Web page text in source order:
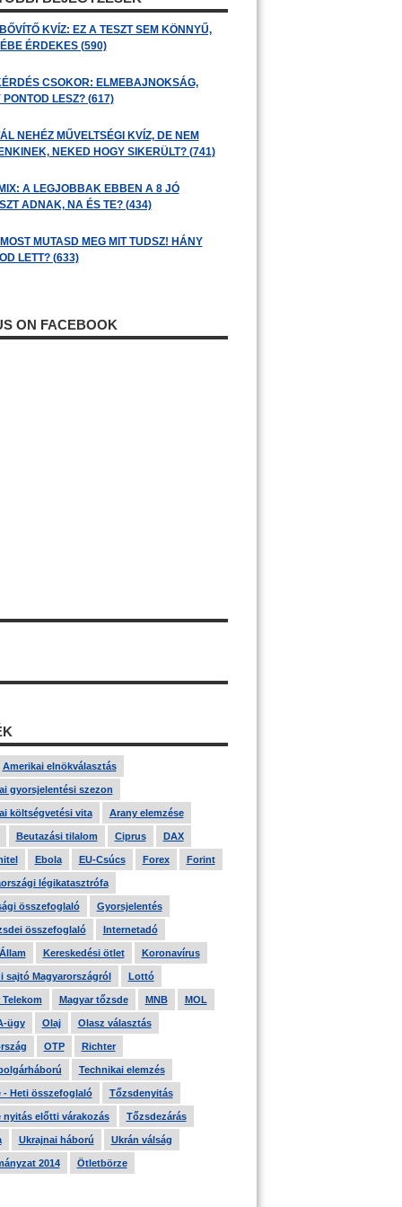
KVÍZ: EZ A TESZT SEM KÖNNYŰ,
ÉRDEKES (590)
CSOKOR: ELMEBAJNOKSÁG,
PONTOD LESZ? (617)
NEHÉZ MŰVELTSÉGI KVÍZ, DE NEM
NEKED HOGY SIKERÜLT? (741)
A LEGJOBBAK EBBEN A 8 JÓ
ADNAK, NA ÉS TE? (434)
MUTASD MEG MIT TUDSZ! HÁNY
LETT? (633)
ON FACEBOOK
Amerikai elnökválasztás
gyorsjelentési szezon
költségvetési vita Arany elemzése
Beutazási tilalom Ciprus DAX
Ebola EU-Csúcs Forex Forint
légikatasztrófa
összefoglaló Gyorsjelentés
összefoglaló Internetadó
Kereskedési ötlet Koronavírus
sajtó Magyarországról Lottó
Telekom Magyar tőzsde MNB MOL
ügy Olaj Olasz választás
OTP Richter
Technikai elemzés
- Heti összefoglaló Tőzsdenyitás
nyitás előtti várakozás Tőzsdezárás
Ukrajnai háború Ukrán válság
2014 Ötletbörze